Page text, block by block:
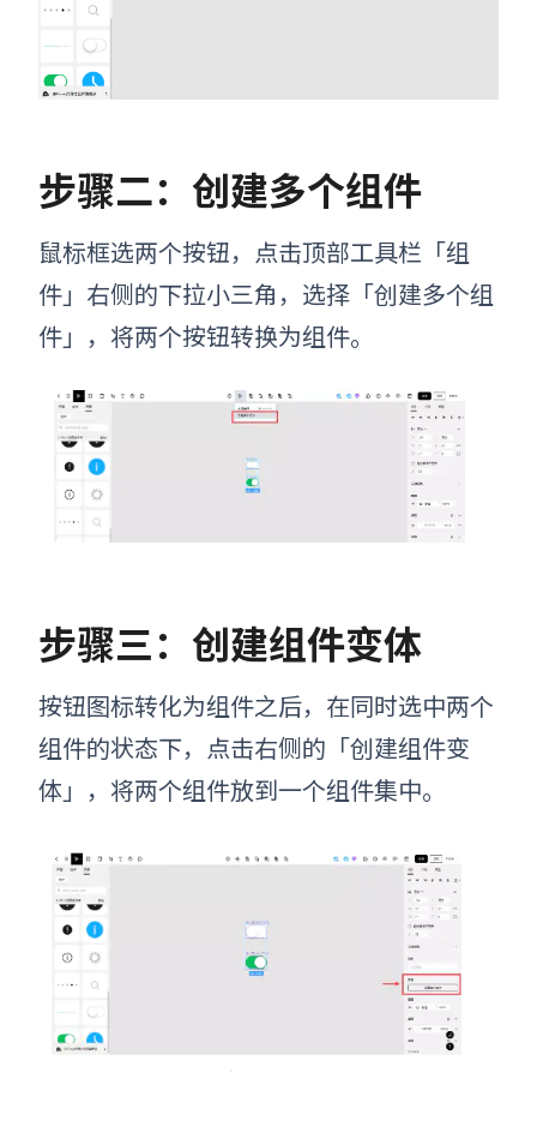
步骤二：创建多个组件
鼠标框选两个按钮，点击顶部工具栏「组
件」右侧的下拉小三角，选择「创建多个组
件」，将两个按钮转换为组件。
步骤三：创建组件变体
按钮图标转化为组件之后，在同时选中两个
组件的状态下，点击右侧的「创建组件变
体」，将两个组件放到一个组件集中。